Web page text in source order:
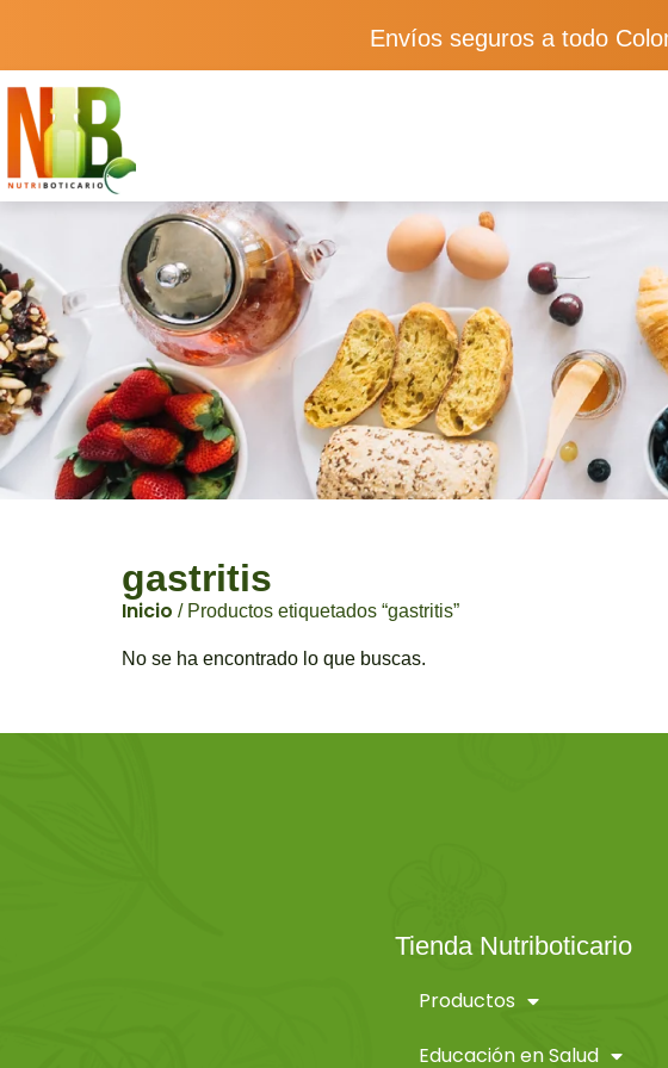
Envíos seguros a todo
gastritis
Inicio / Productos etiquetados “gastritis”
No se ha encontrado lo que buscas.
Tienda Nutriboticario
Productos
Educación en Salud